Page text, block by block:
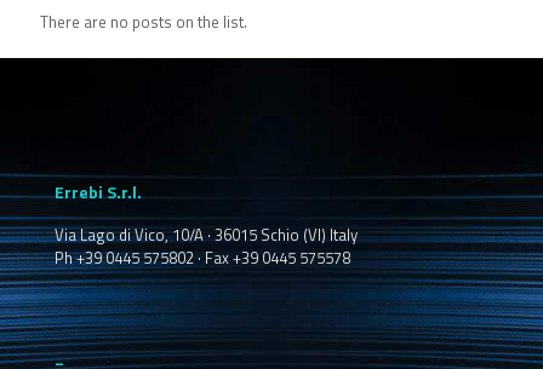
There are no posts on the list.
Errebi S.r.l.
Via Lago di Vico, 10/A · 36015 Schio (VI) Italy
Ph +39 0445 575802 · Fax +39 0445 575578
_